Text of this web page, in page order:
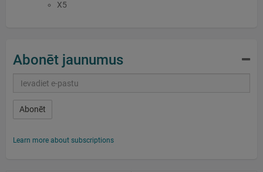
X5
Abonēt jaunumus
Abonēt
Learn more about subscriptions